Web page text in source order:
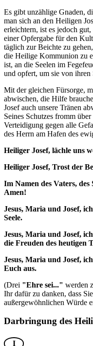
Es gibt unzählige Gnaden,
man sich an den Heiligen
erleichtern, ist es jedoch
einer Opfergabe für den
täglich zur Beichte zu
die Heilige Kommunion zu
ist, an die Seelen im
und opfert, um sie von ihren
Mit der gleichen Fürsorge,
abwischen, die Hilfe
Josef auch unsere Tränen
Seines Schutzes fromm
Verteidigung gegen alle
des Herrn am Hafen des
Heiliger Josef, lächle uns
Heiliger Josef, Trost der
Im Namen des Vaters, des
Amen!
Jesus, Maria und Josef,
Seele.
Jesus, Maria und Josef,
die Freuden des heutigen
Jesus, Maria und Josef,
Euch aus.
(Drei "Ehre sei..." werden
Ihr dafür zu danken, dass
außergewöhnlichen Würde
Darbringung des
I